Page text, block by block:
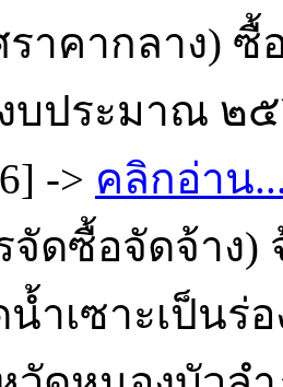
ราคากลาง)
บประมาณ ๒๕
-> คลิกอ่าน
จัดซื้อจัดจ้าง)
ำเซาะเป็นร่